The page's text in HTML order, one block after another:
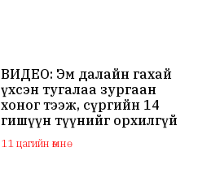
ВИДЕО: Эм далайн гахай
үхсэн тугалаа зургаан
хоног тээж, сүргийн 14
гишүүн түүнийг орхилгүй
сэлжээ
11 цагийн өмнө